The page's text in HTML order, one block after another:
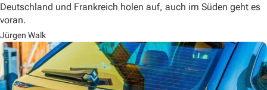
Deutschland und Frankreich holen auf, auch im Süden geht es
voran.
Jürgen Walk